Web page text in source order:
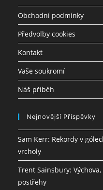
Obchodní podmínky
Předvolby cookies
Kontakt
Vaše soukromí
Náš příběh
Nejnovější Příspěvky
Sam Kerr: Rekordy v
vrcholy
Trent Sainsbury:
postřehy